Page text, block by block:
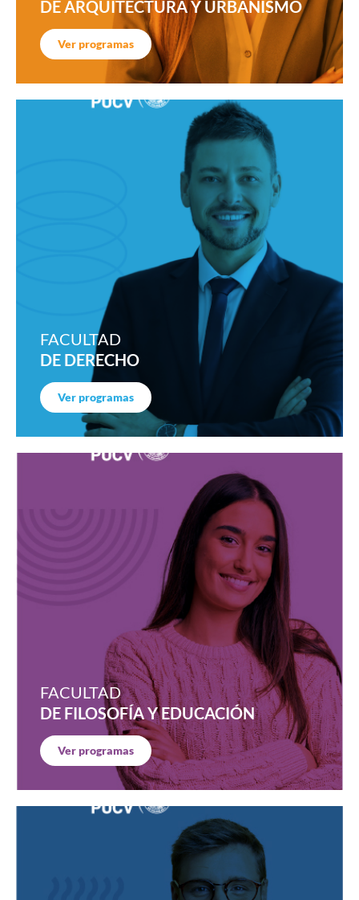
DE ARQUITECTURA Y URBANISMO
Ver programas
FACULTAD
DE DERECHO
Ver programas
FACULTAD
DE FILOSOFÍA Y EDUCACIÓN
Ver programas